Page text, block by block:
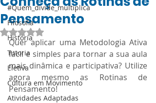
#Quem_divide_multiplica
Filosofia
História
Tutoria
Eletiva
Cultura em Movimento
Atividades Adaptadas
Pensamento
Avaliado com NaN de 5 estrelas.
Quer aplicar uma Metodologia Ativa
fácil e simples para tornar a sua aula
mais dinâmica e participativa? Utilize
agora mesmo as Rotinas de
Pensamento!